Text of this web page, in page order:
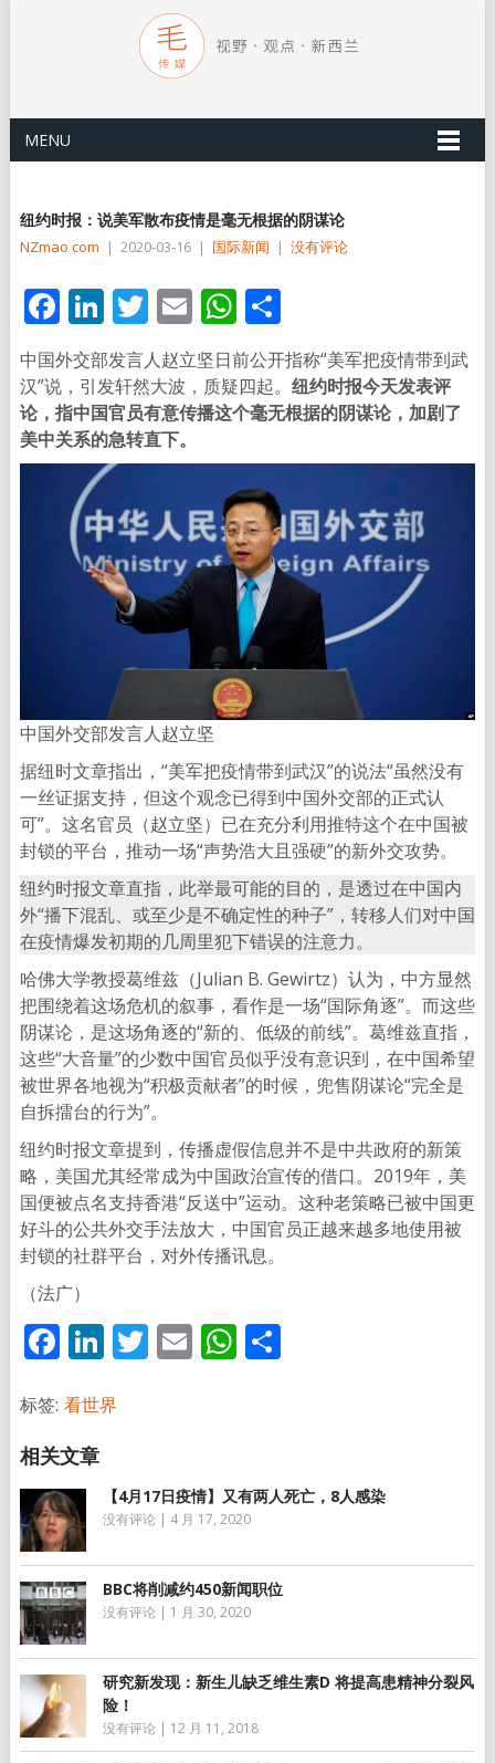
MENU
纽约时报：说美军散布疫情是毫无根据的阴谋论
NZmao com | 2020-03-16 | 国际新闻 | 没有评论
Facebook
LinkedIn
Twitter
EmailWhatsApp
分
享
中国外交部发言人赵立坚日前公开指称“美军把疫情带到武
汉”说，引发轩然大波，质疑四起。 纽约时报今天发表评
论，指中国官员有意传播这个毫无根据的阴谋论，加剧了
美中关系的急转直下。
中国外交部发言人赵立坚
据纽时文章指出，“美军把疫情带到武汉”的说法“虽然没有
一丝证据支持，但这个观念已得到中国外交部的正式认
可”。这名官员（赵立坚）已在充分利用推特这个在中国被
封锁的平台，推动一场“声势浩大且强硬”的新外交攻势。
纽约时报文章直指，此举最可能的目的，是透过在中国内
外“播下混乱、或至少是不确定性的种子”，转移人们对中国
在疫情爆发初期的几周里犯下错误的注意力。
哈佛大学教授葛维兹（Julian B. Gewirtz）认为，中方显然
把围绕着这场危机的叙事，看作是一场“国际角逐”。而这些
阴谋论，是这场角逐的“新的、低级的前线”。葛维兹直指，
这些“大音量”的少数中国官员似乎没有意识到，在中国希望
被世界各地视为“积极贡献者”的时候，兜售阴谋论“完全是
自拆擂台的行为”。
纽约时报文章提到，传播虚假信息并不是中共政府的新策
略，美国尤其经常成为中国政治宣传的借口。2019年，美
国便被点名支持香港“反送中”运动。这种老策略已被中国更
好斗的公共外交手法放大，中国官员正越来越多地使用被
封锁的社群平台，对外传播讯息。
（法广）
Facebook
LinkedIn
Twitter
EmailWhatsApp
分
标签: 看世界
【4月17日疫情】又有两人死亡，8人感染
没有评论 | 4 月 17, 2020
BBC将削减约450新闻职位
没有评论 | 1 月 30, 2020
研究新发现：新生儿缺乏维生素D 将提高患精神分裂风
险！
没有评论 | 12 月 11, 2018